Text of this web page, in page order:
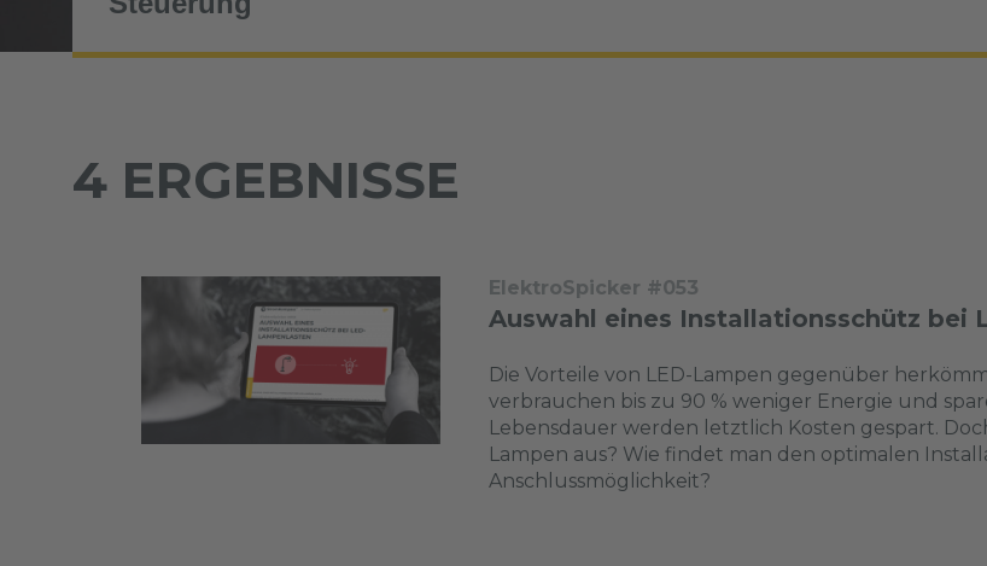
4 ERGEBNISSE
ElektroSpicker #053
Auswahl eines Installationsschütz bei
Die Vorteile von LED-Lampen gegenüber
verbrauchen bis zu 90 % weniger Energie und
Lebensdauer werden letztlich Kosten gespart.
Lampen aus? Wie findet man den optimalen
Anschlussmöglichkeit?